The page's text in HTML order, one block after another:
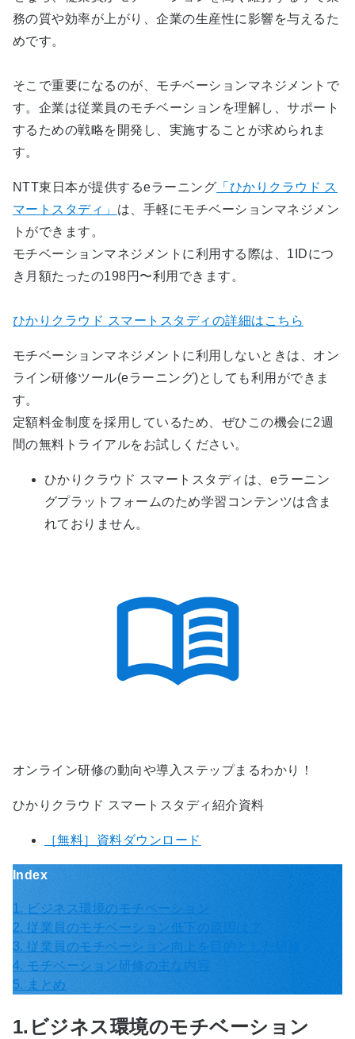
務の質や効率が上がり、企業の生産性に影響を与えるた
めです。
そこで重要になるのが、モチベーションマネジメントで
す。企業は従業員のモチベーションを理解し、サポート
するための戦略を開発し、実施することが求められま
す。
NTT東日本が提供するeラーニング 「ひかりクラウド ス
マートスタディ」 は、手軽にモチベーションマネジメン
トができます。
モチベーションマネジメントに利用する際は、1IDにつ
き月額たったの198円〜利用できます。
ひかりクラウド スマートスタディの詳細はこちら
モチベーションマネジメントに利用しないときは、オン
ライン研修ツール(eラーニング)としても利用ができま
す。
定額料金制度を採用しているため、ぜひこの機会に2週
間の無料トライアルをお試しください。
ひかりクラウド スマートスタディは、eラーニン
グプラットフォームのため学習コンテンツは含ま
れておりません。
オンライン研修の動向や導入ステップまるわかり！
ひかりクラウド スマートスタディ紹介資料
［無料］資料ダウンロード
Index
1. ビジネス環境のモチベーション
2. 従業員のモチベーション低下の原因は？
3. 従業員のモチベーション向上を目的とした研修
4. モチベーション研修の主な内容
5. まとめ
1.ビジネス環境のモチベーション